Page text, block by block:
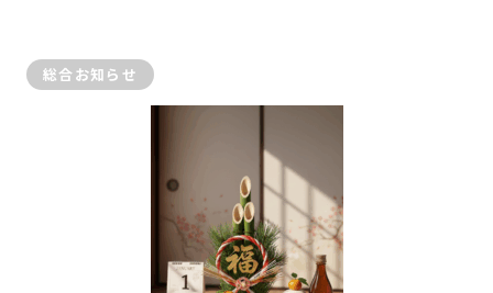
総合お知らせ